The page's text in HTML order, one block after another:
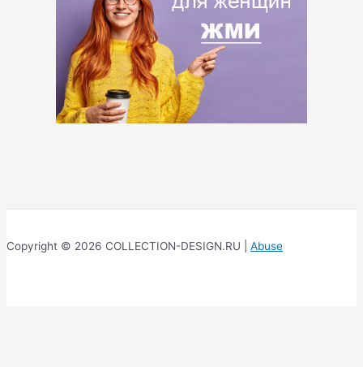
Copyright © 2026 COLLECTION-DESIGN.RU | Abuse